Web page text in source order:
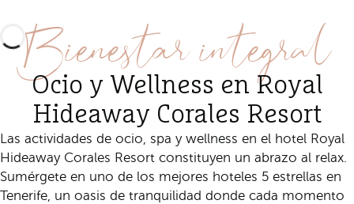
Bienestar integral
Ocio y Wellness en Royal
Hideaway Corales Resort
Las actividades de ocio, spa y wellness en el hotel Royal
Hideaway Corales Resort constituyen un abrazo al relax.
Sumérgete en uno de los mejores hoteles 5 estrellas en
Tenerife, un oasis de tranquilidad donde cada momento